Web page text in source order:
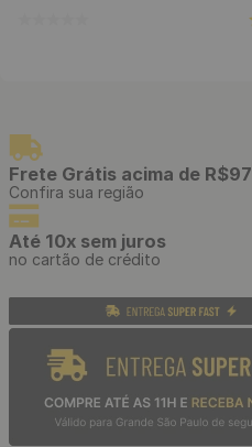
Frete Grátis acima de R$97
Confira sua região
Até 10x sem juros
no cartão de crédito